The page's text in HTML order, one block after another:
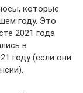
которые
году. Это
2021 года
в
году (если они